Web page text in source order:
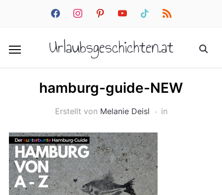
facebookinstagrampinterestyoutube tiktok rss
Urlaubsgeschichten.at
hamburg-guide-NEW
Erstellt von Melanie Deisl in